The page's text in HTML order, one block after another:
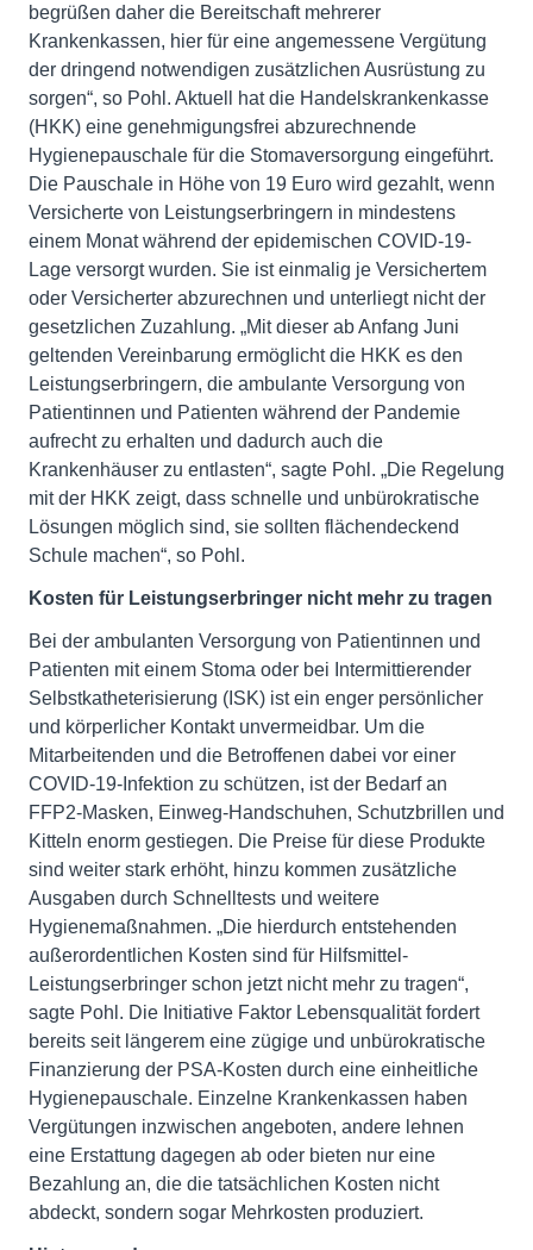
begrüßen daher die Bereitschaft mehrerer
Krankenkassen, hier für eine angemessene Vergütung
der dringend notwendigen zusätzlichen Ausrüstung zu
sorgen“, so Pohl. Aktuell hat die Handelskrankenkasse
(HKK) eine genehmigungsfrei abzurechnende
Hygienepauschale für die Stomaversorgung eingeführt.
Die Pauschale in Höhe von 19 Euro wird gezahlt, wenn
Versicherte von Leistungserbringern in mindestens
einem Monat während der epidemischen COVID-19-
Lage versorgt wurden. Sie ist einmalig je Versichertem
oder Versicherter abzurechnen und unterliegt nicht der
gesetzlichen Zuzahlung. „Mit dieser ab Anfang Juni
geltenden Vereinbarung ermöglicht die HKK es den
Leistungserbringern, die ambulante Versorgung von
Patientinnen und Patienten während der Pandemie
aufrecht zu erhalten und dadurch auch die
Krankenhäuser zu entlasten“, sagte Pohl. „Die Regelung
mit der HKK zeigt, dass schnelle und unbürokratische
Lösungen möglich sind, sie sollten flächendeckend
Schule machen“, so Pohl.
Kosten für Leistungserbringer nicht mehr zu tragen
Bei der ambulanten Versorgung von Patientinnen und
Patienten mit einem Stoma oder bei Intermittierender
Selbstkatheterisierung (ISK) ist ein enger persönlicher
und körperlicher Kontakt unvermeidbar. Um die
Mitarbeitenden und die Betroffenen dabei vor einer
COVID-19-Infektion zu schützen, ist der Bedarf an
FFP2-Masken, Einweg-Handschuhen, Schutzbrillen und
Kitteln enorm gestiegen. Die Preise für diese Produkte
sind weiter stark erhöht, hinzu kommen zusätzliche
Ausgaben durch Schnelltests und weitere
Hygienemaßnahmen. „Die hierdurch entstehenden
außerordentlichen Kosten sind für Hilfsmittel-
Leistungserbringer schon jetzt nicht mehr zu tragen“,
sagte Pohl. Die Initiative Faktor Lebensqualität fordert
bereits seit längerem eine zügige und unbürokratische
Finanzierung der PSA-Kosten durch eine einheitliche
Hygienepauschale. Einzelne Krankenkassen haben
Vergütungen inzwischen angeboten, andere lehnen
eine Erstattung dagegen ab oder bieten nur eine
Bezahlung an, die die tatsächlichen Kosten nicht
abdeckt, sondern sogar Mehrkosten produziert.